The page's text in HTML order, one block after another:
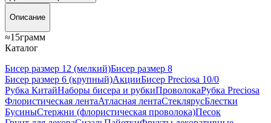
Описание
≈15грамм
Каталог
Бисер размер 12 (мелкий)Бисер размер 8
Бисер размер 6 (крупный)АкцииБисер Preciosa 10/0
Рубка КитайНаборы бисера и рубкиПроволокаРубка Preciosa
Флористическая лентаАтласная лентаСтеклярусБлестки
БусиныСтержни (флористическая проволока)Песок